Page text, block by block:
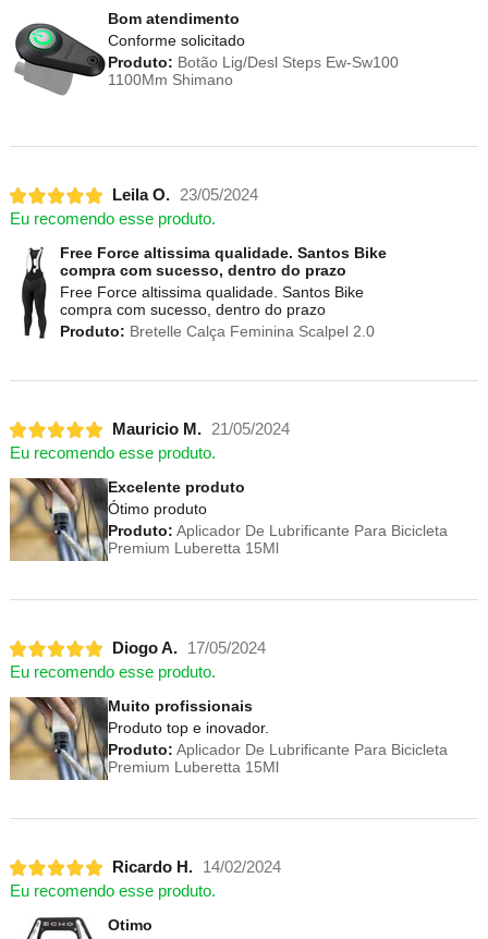
Bom atendimento
Conforme solicitado
Produto: Botão Lig/Desl Steps Ew-Sw100
1100Mm Shimano
Leila O. 23/05/2024
Eu recomendo esse produto.
Free Force altissima qualidade. Santos Bike
compra com sucesso, dentro do prazo
Free Force altissima qualidade. Santos Bike
compra com sucesso, dentro do prazo
Produto: Bretelle Calça Feminina Scalpel 2.0
Mauricio M. 21/05/2024
Eu recomendo esse produto.
Excelente produto
Ótimo produto
Produto: Aplicador De Lubrificante Para Bicicleta
Premium Luberetta 15Ml
Diogo A.
17/05/2024
Eu recomendo esse produto.
Muito profissionais
Produto top e inovador.
Produto: Aplicador De Lubrificante Para Bicicleta
Premium Luberetta 15Ml
Ricardo H.
14/02/2024
Eu recomendo esse produto.
Otimo